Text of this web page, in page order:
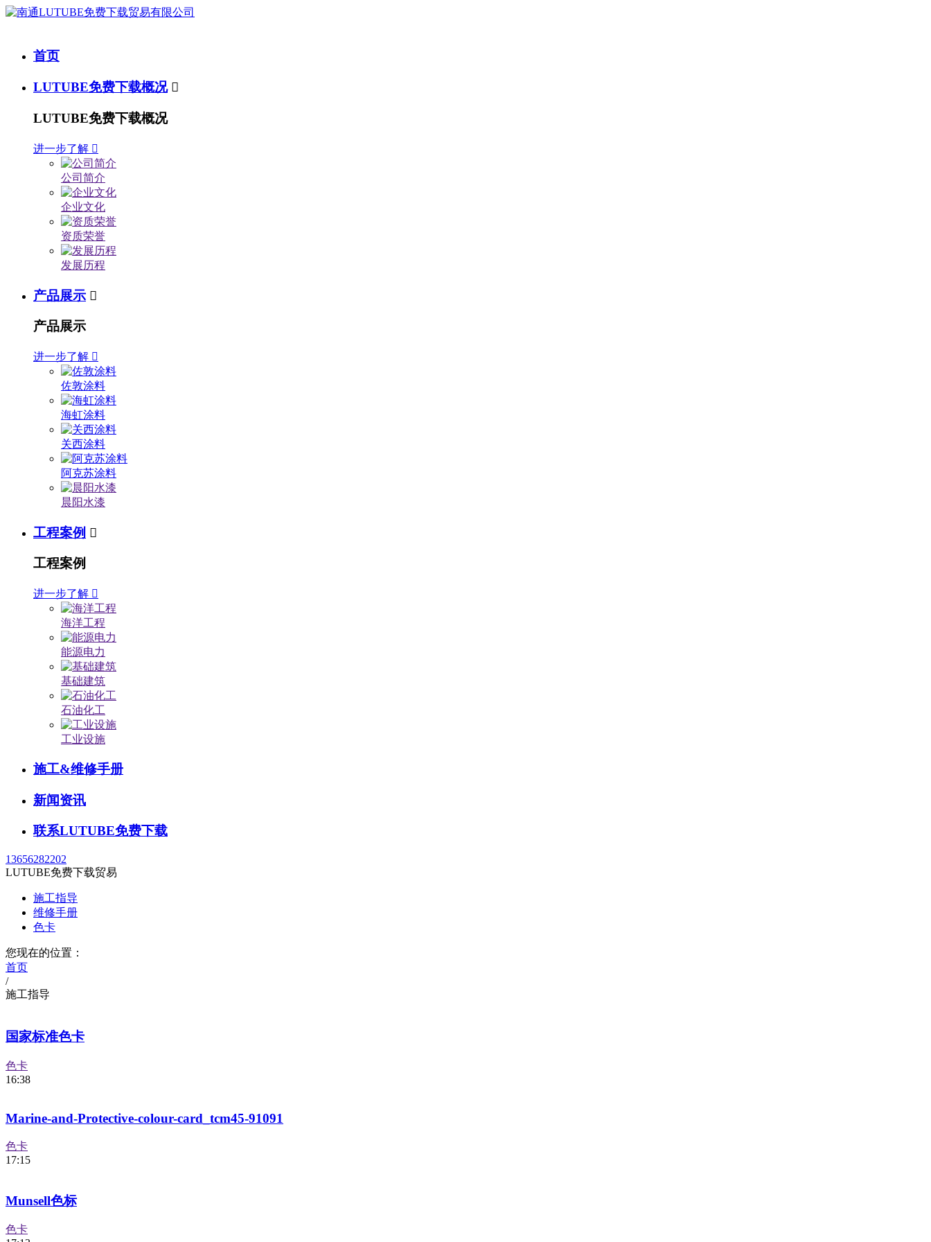
首页
LUTUBE免费下载概况 
LUTUBE免费下载概况
进一步了解 
公司简介
企业文化
资质荣誉
发展历程
产品展示 
产品展示
进一步了解 
佐敦涂料
海虹涂料
关西涂料
阿克苏涂料
晨阳水漆
工程案例 
工程案例
进一步了解 
海洋工程
能源电力
基础建筑
石油化工
工业设施
施工&维修手册
新闻资讯
联系LUTUBE免费下载
13656282202
LUTUBE免费下载贸易
施工指导
维修手册
色卡
您现在的位置：
首页
/
施工指导
国家标准色卡
色卡
16:38
Marine-and-Protective-colour-card_tcm45-91091
色卡
17:15
Munsell色标
色卡